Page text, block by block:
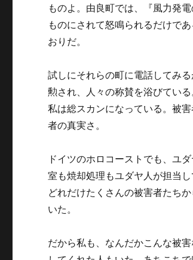
ものよ。由良町では、『風力発
ものにされて怒鳴られるだけで
おりだ。
試しにそれらの町に電話してみ
勲され、人々の称賛を浴びてい
私は総スカンになっている。被
者の真実さ。
ドイツのホロコーストでも、ユ
室も焼却処理もユダヤ人が担当
どれだけたくさんの被害者たち
いた。
だから私も、なんだかこんな被